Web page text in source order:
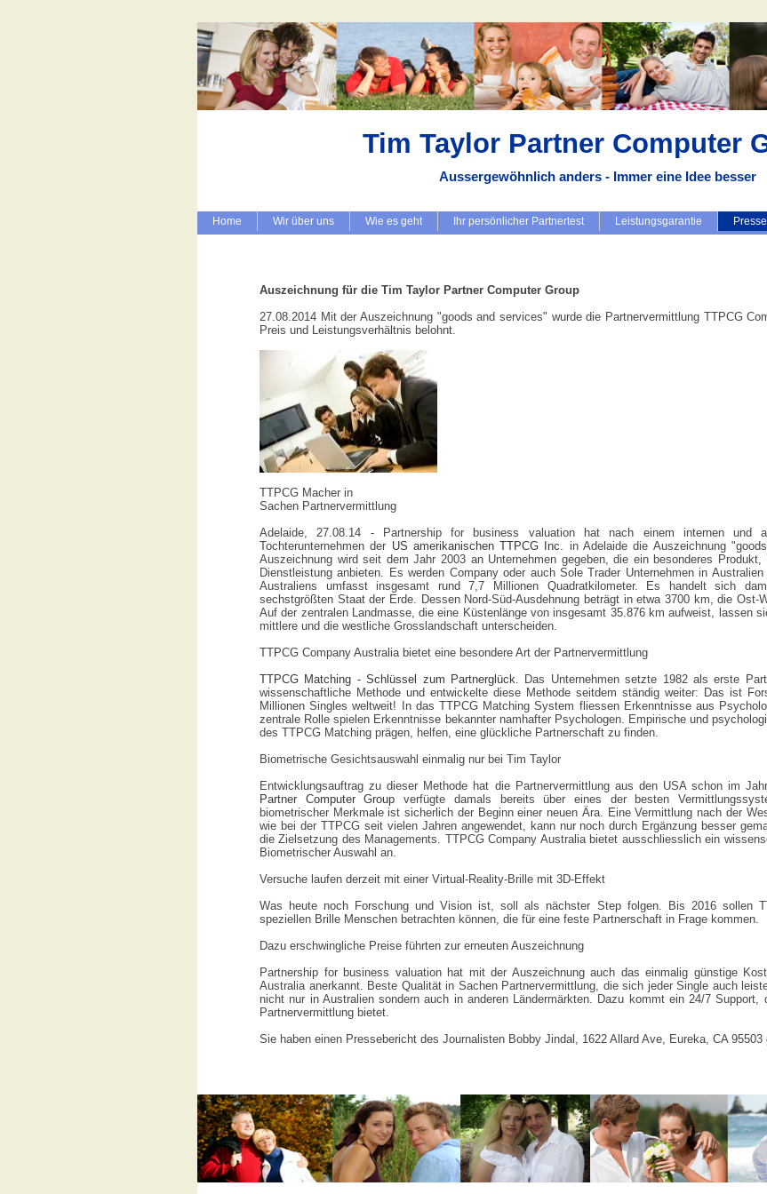
Tim Taylor Partner Computer
Aussergewöhnlich anders - Immer eine Idee besser
Home Wir über uns Wie es geht Ihr persönlicher Partnertest Leistungsgarantie
Auszeichnung für die Tim Taylor Partner Computer Group
27.08.2014 Mit der Auszeichnung "goods and services" wurde die Partnervermittlung TTPCG
Preis und Leistungsverhältnis belohnt.
TTPCG Macher in
Sachen Partnervermittlung
Adelaide, 27.08.14 - Partnership for business valuation hat nach einem internen und
Tochterunternehmen der US amerikanischen TTPCG Inc. in Adelaide die Auszeichnung
Auszeichnung wird seit dem Jahr 2003 an Unternehmen gegeben, die ein besonderes
Dienstleistung anbieten. Es werden Company oder auch Sole Trader Unternehmen in
Australiens umfasst insgesamt rund 7,7 Millionen Quadratkilometer. Es handelt sich
sechstgrößten Staat der Erde. Dessen Nord-Süd-Ausdehnung beträgt in etwa 3700 km, die Ost-
Auf der zentralen Landmasse, die eine Küstenlänge von insgesamt 35.876 km aufweist, lassen
mittlere und die westliche Grosslandschaft unterscheiden.
TTPCG Company Australia bietet eine besondere Art der Partnervermittlung
TTPCG Matching - Schlüssel zum Partnerglück. Das Unternehmen setzte 1982 als erste
wissenschaftliche Methode und entwickelte diese Methode seitdem ständig weiter: Das ist
Millionen Singles weltweit! In das TTPCG Matching System fliessen Erkenntnisse aus
zentrale Rolle spielen Erkenntnisse bekannter namhafter Psychologen. Empirische und
des TTPCG Matching prägen, helfen, eine glückliche Partnerschaft zu finden.
Biometrische Gesichtsauswahl einmalig nur bei Tim Taylor
Entwicklungsauftrag zu dieser Methode hat die Partnervermittlung aus den USA schon im
Partner Computer Group verfügte damals bereits über eines der besten
biometrischer Merkmale ist sicherlich der Beginn einer neuen Ära. Eine Vermittlung nach der
wie bei der TTPCG seit vielen Jahren angewendet, kann nur noch durch Ergänzung besser
die Zielsetzung des Managements. TTPCG Company Australia bietet ausschliesslich ein
Biometrischer Auswahl an.
Versuche laufen derzeit mit einer Virtual-Reality-Brille mit 3D-Effekt
Was heute noch Forschung und Vision ist, soll als nächster Step folgen. Bis 2016 sollen
speziellen Brille Menschen betrachten können, die für eine feste Partnerschaft in Frage kommen.
Dazu erschwingliche Preise führten zur erneuten Auszeichnung
Partnership for business valuation hat mit der Auszeichnung auch das einmalig günstige
Australia anerkannt. Beste Qualität in Sachen Partnervermittlung, die sich jeder Single auch
nicht nur in Australien sondern auch in anderen Ländermärkten. Dazu kommt ein 24/7 Support,
Partnervermittlung bietet.
Sie haben einen Pressebericht des Journalisten Bobby Jindal, 1622 Allard Ave, Eureka, CA